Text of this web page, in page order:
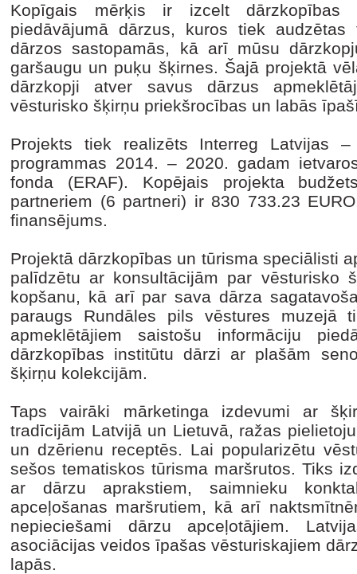
Kopīgais mērķis ir izcelt dārzkopības
piedāvājumā dārzus, kuros tiek
dārzos sastopamās, kā arī mūsu
garšaugu un puķu šķirnes. Šajā projektā
dārzkopji atver savus dārzus
vēsturisko šķirņu priekšrocības un labās
Projekts tiek realizēts Interreg Latvijas –
programmas 2014. – 2020. gadam
fonda (ERAF). Kopējais projekta
partneriem (6 partneri) ir 830 733.23
finansējums.
Projektā dārzkopības un tūrisma speciālisti
palīdzētu ar konsultācijām par vēsturisko
kopšanu, kā arī par sava dārza
paraugs Rundāles pils vēstures muzejā
apmeklētājiem saistošu informāciju
dārzkopības institūtu dārzi ar plašām
šķirņu kolekcijām.
Taps vairāki mārketinga izdevumi ar
tradīcijām Latvijā un Lietuvā, ražas
un dzērienu receptēs. Lai popularizētu
sešos tematiskos tūrisma maršrutos. Tiks
ar dārzu aprakstiem, saimnieku
apceļošanas maršrutiem, kā arī
nepieciešami dārzu apceļotājiem.
asociācijas veidos īpašas vēsturiskajiem
lapās.